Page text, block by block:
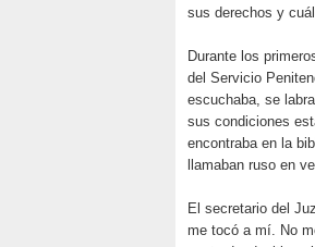
sus derechos y
Durante los
del Servicio
escuchaba, se
sus condiciones
encontraba en la
llamaban ruso en
El secretario del
me tocó a mí. No